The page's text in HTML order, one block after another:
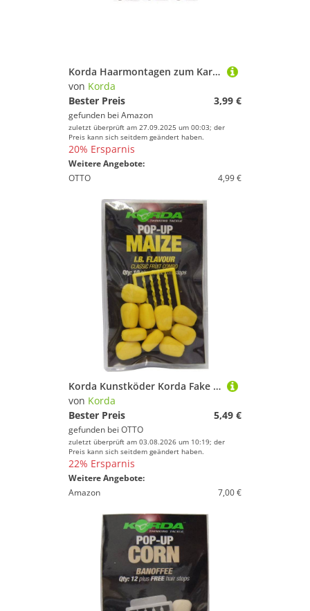
Korda Haarmontagen zum Karpfenfischen Basix Hair Rigs Wide Gape Barbless, Größe/Tragkraft:Gr. 6 / 18lbs / 8.2kg
von Korda
Bester Preis
3,99 €
gefunden bei Amazon
zuletzt überprüft am 27.09.2025 um 00:03; der
Preis kann sich seitdem geändert haben.
20% Ersparnis
Weitere Angebote:
OTTO
4,99 €
Korda Kunstköder Korda Fake Pop-up Maize (10 Stück)
von Korda
Bester Preis
5,49 €
gefunden bei OTTO
zuletzt überprüft am 03.08.2026 um 10:19; der
Preis kann sich seitdem geändert haben.
22% Ersparnis
Weitere Angebote:
Amazon
7,00 €